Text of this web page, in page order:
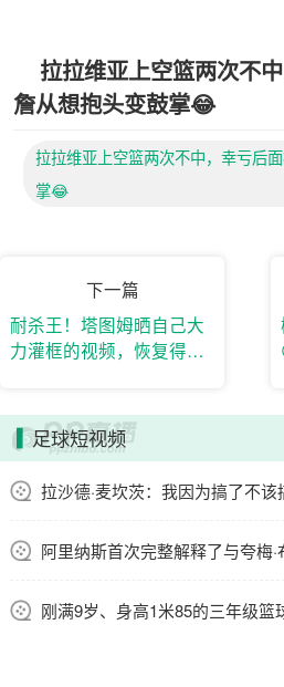
拉拉维亚上空篮两次不
詹从想抱头变鼓掌😂
拉拉维亚上空篮两次不中，幸亏后
掌😂
下一篇
耐杀王！塔图姆晒自己大
力灌框的视频，恢复得实
足球短视频